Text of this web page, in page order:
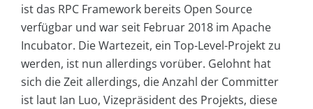
ist das RPC Framework bereits Open Source
verfügbar und war seit Februar 2018 im Apache
Incubator. Die Wartezeit, ein Top-Level-Projekt zu
werden, ist nun allerdings vorüber. Gelohnt hat
sich die Zeit allerdings, die Anzahl der Committer
ist laut Ian Luo, Vizepräsident des Projekts, diese